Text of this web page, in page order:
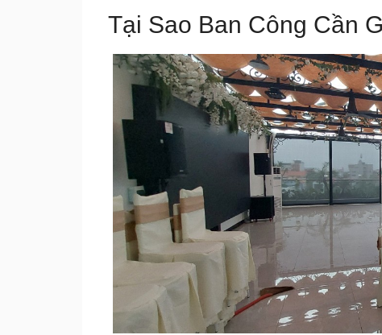
Tại Sao Ban Công Cần